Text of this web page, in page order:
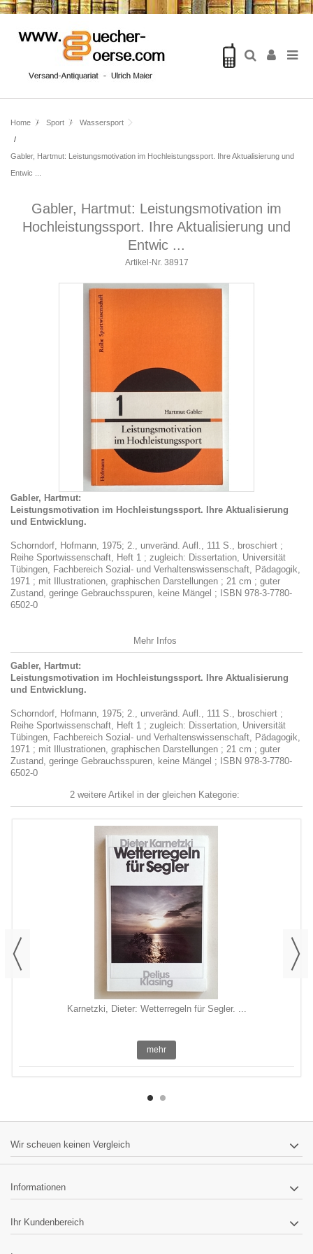
Home Sport Wassersport
Gabler, Hartmut: Leistungsmotivation im Hochleistungssport. Ihre Aktualisierung und
Entwic ...
Gabler, Hartmut: Leistungsmotivation im
Hochleistungssport. Ihre Aktualisierung und
Entwic ...
Artikel-Nr. 38917
Gabler, Hartmut:
Leistungsmotivation im Hochleistungssport. Ihre Aktualisierung
und Entwicklung.
Schorndorf, Hofmann, 1975; 2., unveränd. Aufl., 111 S., broschiert ;
Reihe Sportwissenschaft, Heft 1 ; zugleich: Dissertation, Universität
Tübingen, Fachbereich Sozial- und Verhaltenswissenschaft, Pädagogik,
1971 ; mit Illustrationen, graphischen Darstellungen ; 21 cm ; guter
Zustand, geringe Gebrauchsspuren, keine Mängel ; ISBN 978-3-7780-
6502-0
Mehr Infos
Gabler, Hartmut:
Leistungsmotivation im Hochleistungssport. Ihre Aktualisierung
und Entwicklung.
Schorndorf, Hofmann, 1975; 2., unveränd. Aufl., 111 S., broschiert ;
Reihe Sportwissenschaft, Heft 1 ; zugleich: Dissertation, Universität
Tübingen, Fachbereich Sozial- und Verhaltenswissenschaft, Pädagogik,
1971 ; mit Illustrationen, graphischen Darstellungen ; 21 cm ; guter
Zustand, geringe Gebrauchsspuren, keine Mängel ; ISBN 978-3-7780-
6502-0
2 weitere Artikel in der gleichen Kategorie:
Karnetzki, Dieter: Wetterregeln für Segler. ...
mehr
Wir scheuen keinen Vergleich
Informationen
Ihr Kundenbereich